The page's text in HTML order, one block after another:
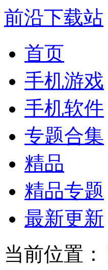
前沿下载站
首页
手机游戏
手机软件
专题合集
精品
精品专题
最新更新
当前位置：